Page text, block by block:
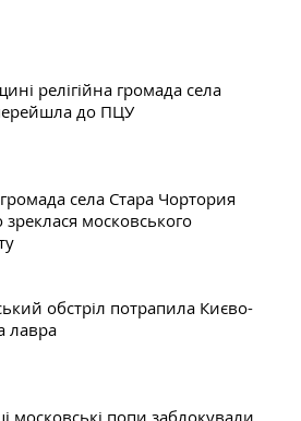
релігійна громада села
до ПЦУ
громада села Стара Чортория
зреклася московського
обстріл потрапила Києво-
лавра